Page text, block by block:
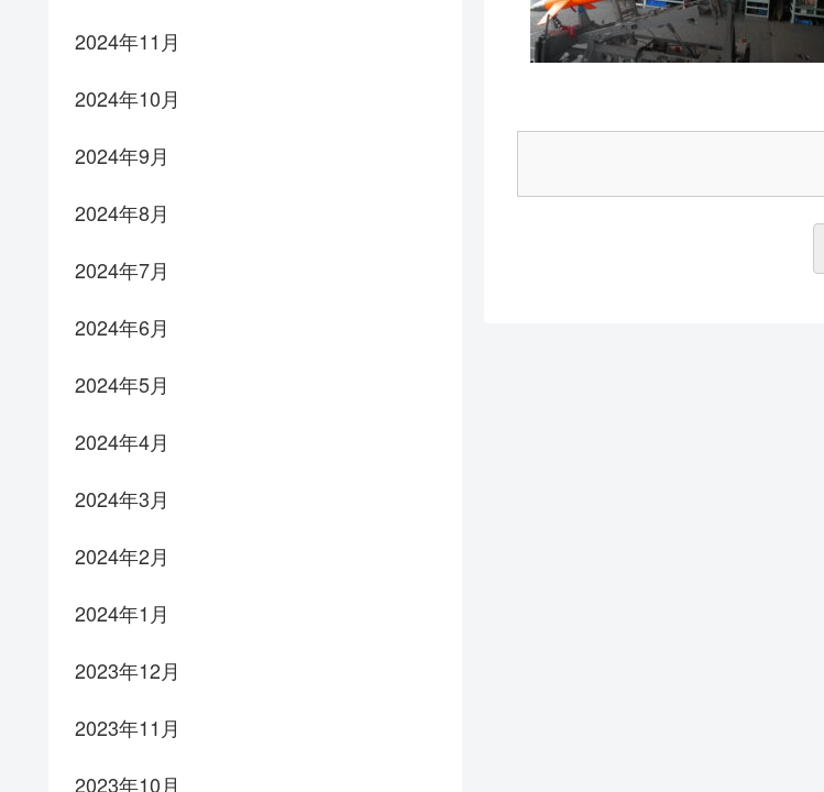
2024年11月
2024年10月
2024年9月
2024年8月
2024年7月
2024年6月
2024年5月
2024年4月
2024年3月
2024年2月
2024年1月
2023年12月
2023年11月
2023年10月